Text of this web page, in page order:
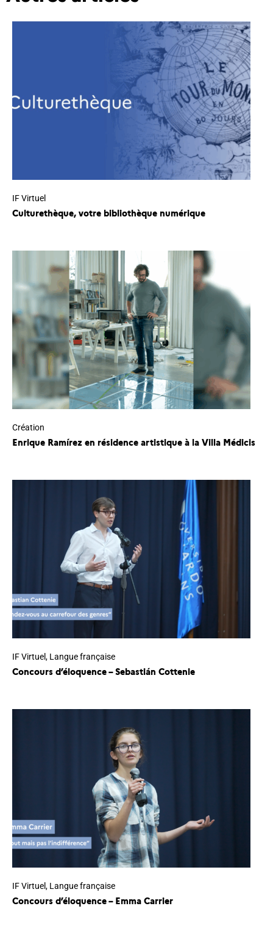
IF Virtuel
Culturethèque, votre bibliothèque numérique
Création
Enrique Ramírez en résidence artistique à la Villa Médicis
IF Virtuel, Langue française
Concours d’éloquence – Sebastián Cottenie
IF Virtuel, Langue française
Concours d’éloquence – Emma Carrier